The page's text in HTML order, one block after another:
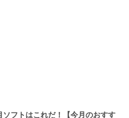
フトはこれだ！【今月のおすす